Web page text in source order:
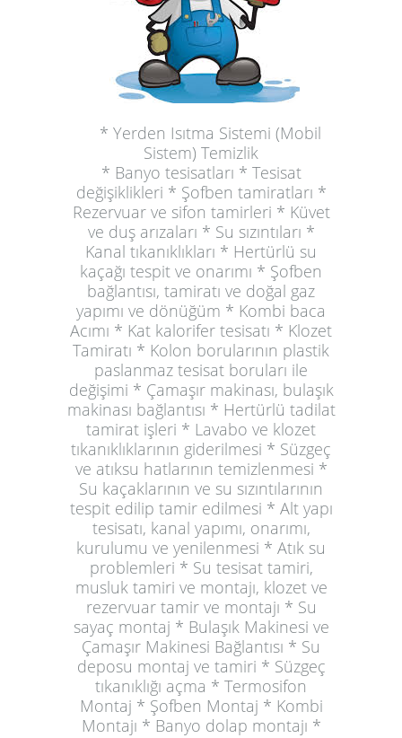
* Yerden Isıtma Sistemi (Mobil
Sistem) Temizlik
* Banyo tesisatları * Tesisat
değişiklikleri * Şofben tamiratları *
Rezervuar ve sifon tamirleri * Küvet
ve duş arızaları * Su sızıntıları *
Kanal tıkanıklıkları * Hertürlü su
kaçağı tespit ve onarımı * Şofben
bağlantısı, tamiratı ve doğal gaz
yapımı ve dönüğüm * Kombi baca
Acımı * Kat kalorifer tesisatı * Klozet
Tamiratı * Kolon borularının plastik
paslanmaz tesisat boruları ile
değişimi * Çamaşır makinası, bulaşık
makinası bağlantısı * Hertürlü tadilat
tamirat işleri * Lavabo ve klozet
tıkanıklıklarının giderilmesi * Süzgeç
ve atıksu hatlarının temizlenmesi *
Su kaçaklarının ve su sızıntılarının
tespit edilip tamir edilmesi * Alt yapı
tesisatı, kanal yapımı, onarımı,
kurulumu ve yenilenmesi * Atık su
problemleri * Su tesisat tamiri,
musluk tamiri ve montajı, klozet ve
rezervuar tamir ve montajı * Su
sayaç montaj * Bulaşık Makinesi ve
Çamaşır Makinesi Bağlantısı * Su
deposu montaj ve tamiri * Süzgeç
tıkanıklığı açma * Termosifon
Montaj * Şofben Montaj * Kombi
Montajı * Banyo dolap montajı *